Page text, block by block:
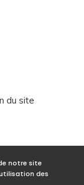
notre site
des
du site